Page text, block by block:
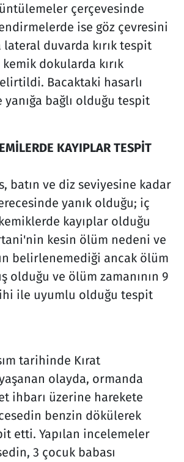
çerçevesinde
ise göz çevresini
duvarda kırık tespit
dokularda kırık
Bacaktaki hasarlı
bağlı olduğu tespit
KAYIPLAR TESPİT
batın ve diz seviyesine kadar
yanık olduğu; iç
kayıplar olduğu
kesin ölüm nedeni ve
belirlenemediği ancak ölüm
olduğu ve ölüm zamanının 9
ile uyumlu olduğu tespit
tarihinde Kırat
olayda, ormanda
ihbarı üzerine harekete
benzin dökülerek
etti. Yapılan incelemeler
3 çocuk babası